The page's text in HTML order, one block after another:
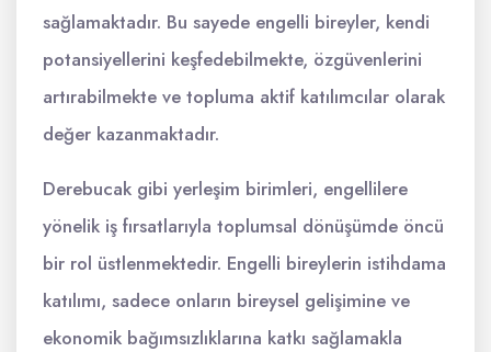
sağlamaktadır. Bu sayede engelli bireyler, kendi
potansiyellerini keşfedebilmekte, özgüvenlerini
artırabilmekte ve topluma aktif katılımcılar olarak
değer kazanmaktadır.
Derebucak gibi yerleşim birimleri, engellilere
yönelik iş fırsatlarıyla toplumsal dönüşümde öncü
bir rol üstlenmektedir. Engelli bireylerin istihdama
katılımı, sadece onların bireysel gelişimine ve
ekonomik bağımsızlıklarına katkı sağlamakla